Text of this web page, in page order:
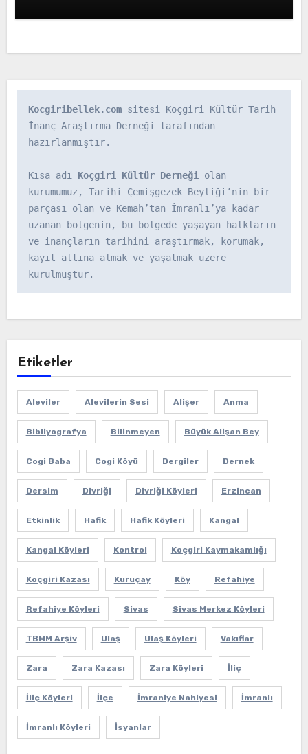
Kocgiribellek.com sitesi Koçgiri Kültür Tarih
İnanç Araştırma Derneği tarafından
hazırlanmıştır.
Kısa adı Koçgiri Kültür Derneği olan
kurumumuz, Tarihi Çemişgezek Beyliği’nin bir
parçası olan ve Kemah’tan İmranlı’ya kadar
uzanan bölgenin, bu bölgede yaşayan halkların
ve inançların tarihini araştırmak, korumak,
kayıt altına almak ve yaşatmak üzere
kurulmuştur.
Etiketler
Aleviler Alevilerin Sesi Alişer Anma
Bibliyografya Bilinmeyen Büyük Alişan Bey
Cogi Baba Cogi Köyü Dergiler Dernek
Dersim Divriği Divriği Köyleri Erzincan
Etkinlik Hafik Hafik Köyleri Kangal
Kangal Köyleri Kontrol Koçgiri Kaymakamlığı
Koçgiri Kazası Kuruçay Köy Refahiye
Refahiye Köyleri Sivas Sivas Merkez Köyleri
TBMM Arşiv Ulaş Ulaş Köyleri Vakıflar
Zara Zara Kazası Zara Köyleri İliç
İliç Köyleri İlçe İmraniye Nahiyesi İmranlı
İmranlı Köyleri İsyanlar